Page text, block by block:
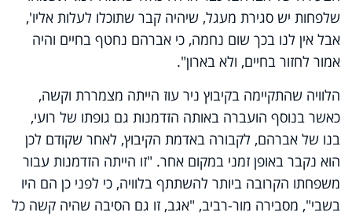
שלפחות יש סגירת מעגל, שיהיה קבר שתוכלו לעלות אליו',
אבל אין לנו בכך שום נחמה, כי אברהם נחטף בחיים והיה
אמור לחזור בחיים, ולא בארון".
הלוויה שהתקיימה בקיבוץ ניר עוז הייתה מצמררת וקשה,
כאשר בנוסף הועברה באותה הזדמנות גם גופתו של רועי,
בנו של אברהם, לקבורה באדמת הקיבוץ, לאחר שקודם לכן
הוא נקבר באופן זמני במקום אחר. "זו הייתה הזדמנות עבור
משפחתו הקרובה ביותר להשתתף בלוויה, כי לפני כן הם היו
בשבי", מסבירה מור-רביב, "אגב, זו גם הסיבה שהיה קשה כל